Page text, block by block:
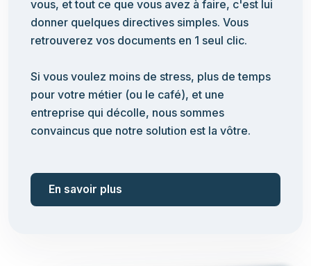
vous, et tout ce que vous avez à faire, c'est lui
donner quelques directives simples. Vous
retrouverez vos documents en 1 seul clic.
Si vous voulez moins de stress, plus de temps
pour votre métier (ou le café), et une
entreprise qui décolle, nous sommes
convaincus que notre solution est la vôtre.
En savoir plus